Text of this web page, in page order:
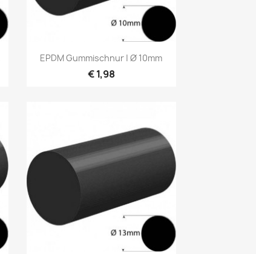
Vorschau
EPDM Gummischnur | Ø 10mm
€ 1,98